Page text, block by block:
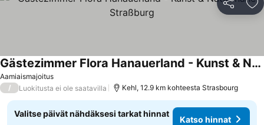
Jaa
Aamiaismajoitus
Gästezimmer Flora Hanauerland - Kunst & Natur nahe Straßburg
/ Luokitusta ei ole saatavilla Kehl, 12.9 km kohteesta Strasbourg
Valitse päivät nähdäksesi tarkat hinnat
Katso hinnat